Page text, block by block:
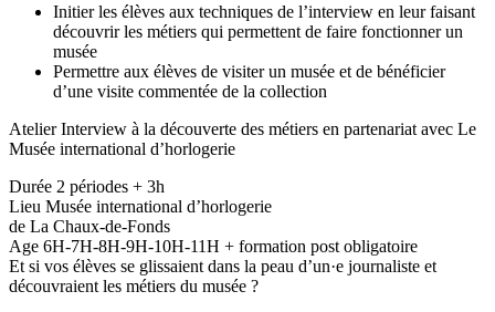
Initier les élèves aux techniques de l’interview en leur faisant
découvrir les métiers qui permettent de faire fonctionner un
musée
Permettre aux élèves de visiter un musée et de bénéficier
d’une visite commentée de la collection
Atelier Interview à la découverte des métiers en partenariat avec Le
Musée international d’horlogerie
Durée 2 périodes + 3h
Lieu Musée international d’horlogerie
de La Chaux-de-Fonds
Age 6H-7H-8H-9H-10H-11H + formation post obligatoire
Et si vos élèves se glissaient dans la peau d’un·e journaliste et
découvraient les métiers du musée ?